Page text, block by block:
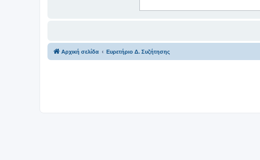
Αρχική σελίδα Ευρετήριο Δ. Συζήτησης